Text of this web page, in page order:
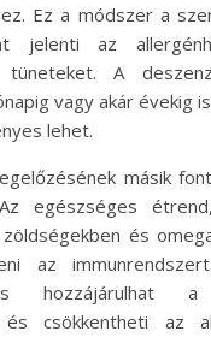
Ez a módszer a
jelenti az
A
vagy akár évekig
lehet.
másik
egészséges
és
az
hozzájárulhat a
és csökkentheti az